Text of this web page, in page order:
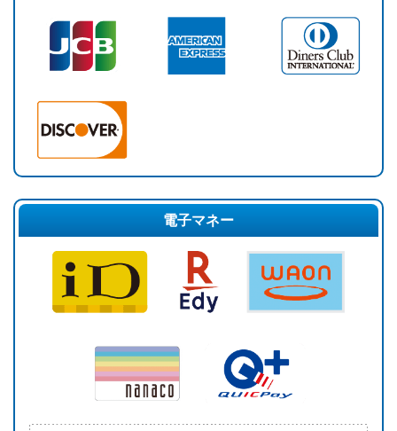
電子マネー